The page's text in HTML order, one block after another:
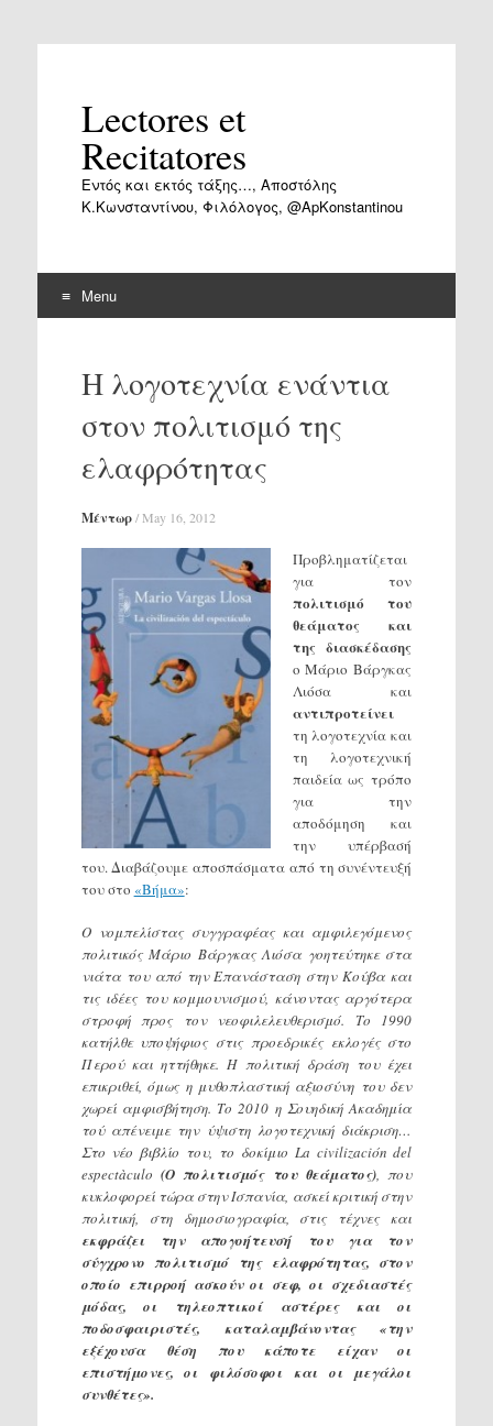
Lectores et
Recitatores
Εντός και εκτός τάξης…, Αποστόλης
Κ.Κωνσταντίνου, Φιλόλογος, @ApKonstantinou
Menu
contentΗ λογοτεχνία ενάντια
στον πολιτισμό της
ελαφρότητας
Μέντωρ/ May 16, 2012
Προβληματίζεται
για τον
πολιτισμό του
θεάματος και
της διασκέδασης
ο Μάριο Βάργκας
Λιόσα και
αντιπροτείνει
τη λογοτεχνία και
τη λογοτεχνική
παιδεία ως τρόπο
για την
αποδόμηση και
την υπέρβασή
του. Διαβάζουμε αποσπάσματα από τη συνέντευξή
του στο «Βήμα»:
Ο νομπελίστας συγγραφέας και αμφιλεγόμενος
πολιτικός Μάριο Βάργκας Λιόσα γοητεύτηκε στα
νιάτα του από την Επανάσταση στην Κούβα και
τις ιδέες του κομμουνισμού, κάνοντας αργότερα
στροφή προς τον νεοφιλελευθερισμό. Το 1990
κατήλθε υποψήφιος στις προεδρικές εκλογές στο
Περού και ηττήθηκε. Η πολιτική δράση του έχει
επικριθεί, όμως η μυθοπλαστική αξιοσύνη του δεν
χωρεί αμφισβήτηση. Το 2010 η Σουηδική Ακαδημία
τού απένειμε την ύψιστη λογοτεχνική διάκριση…
Στο νέο βιβλίο του, το δοκίμιο La civilizaciόn del
espectàculo (Ο πολιτισμός του θεάματος), που
κυκλοφορεί τώρα στην Ισπανία, ασκεί κριτική στην
πολιτική, στη δημοσιογραφία, στις τέχνες και
εκφράζει την απογοήτευσή του για τον
σύγχρονο πολιτισμό της ελαφρότητας, στον
οποίο επιρροή ασκούν οι σεφ, οι σχεδιαστές
μόδας, οι τηλεοπτικοί αστέρες και οι
ποδοσφαιριστές, καταλαμβάνοντας «την
εξέχουσα θέση που κάποτε είχαν οι
επιστήμονες, οι φιλόσοφοι και οι μεγάλοι
συνθέτες».